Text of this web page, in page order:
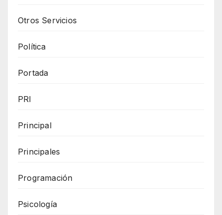
Otros Servicios
Política
Portada
PRI
Principal
Principales
Programación
Psicología